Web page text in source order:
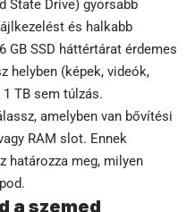
State Drive) gyorsabb
és halkabb
GB SSD háttértárat érdemes
helyben (képek, videók,
TB sem túlzás.
amelyben van bővítési
RAM slot. Ennek
határozza meg, milyen
a szemed